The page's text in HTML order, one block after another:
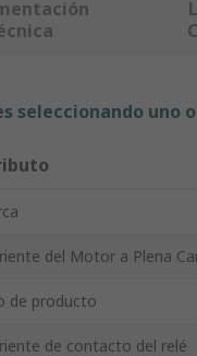
seleccionando uno
del Motor a Plena
de producto
de contacto del relé